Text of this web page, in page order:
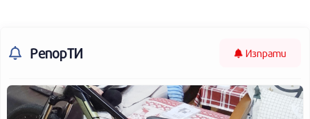
РепорТИ Изпрати